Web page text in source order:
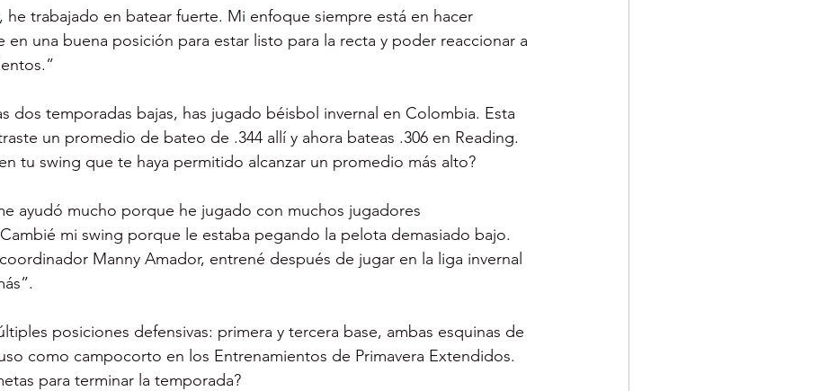
he trabajado en batear fuerte. Mi enfoque siempre está en hacer
en una buena posición para estar listo para la recta y poder reaccionar a
dos temporadas bajas, has jugado béisbol invernal en Colombia. Esta
un promedio de bateo de .344 allí y ahora bateas .306 en Reading.
tu swing que te haya permitido alcanzar un promedio más alto?
ayudó mucho porque he jugado con muchos jugadores
mi swing porque le estaba pegando la pelota demasiado bajo.
Manny Amador, entrené después de jugar en la liga invernal
posiciones defensivas: primera y tercera base, ambas esquinas de
como campocorto en los Entrenamientos de Primavera Extendidos.
para terminar la temporada?